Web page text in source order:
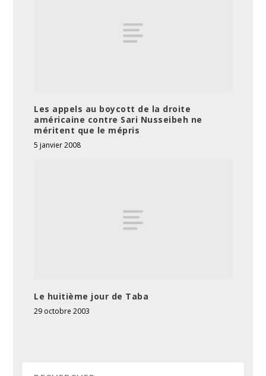
Les appels au boycott de la droite
américaine contre Sari Nusseibeh ne
méritent que le mépris
5 janvier 2008
Le huitième jour de Taba
29 octobre 2003